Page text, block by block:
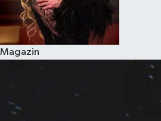
Magazin